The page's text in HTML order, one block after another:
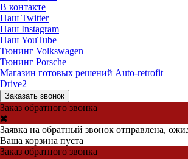
В контакте
Наш Twitter
Наш Instagram
Наш YouTube
Тюнинг Volkswagen
Тюнинг Porsche
Магазин готовых решений Auto-retrofit
Drive2
Заказать звонок
Заказ обратного звонка
Заявка на обратный звонок отправлена,
Ваша корзина пуста
Заказ обратного звонка